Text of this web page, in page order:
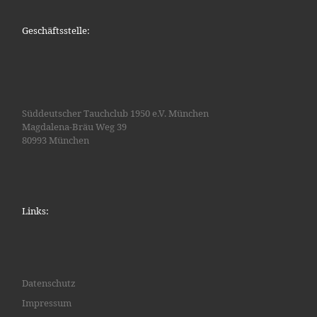
Geschäftsstelle:
Süddeutscher Tauchclub 1950 e.V. München
Magdalena-Bräu Weg 39
80993 München
Links:
Datenschutz
Impressum